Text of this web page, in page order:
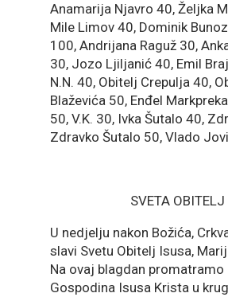
Anamarija Njavro 40, Željka
Mile Limov 40, Dominik
100, Andrijana Raguž 30,
30, Jozo Ljiljanić 40, Emil
N.N. 40, Obitelj Crepulja 40,
Blaževića 50, Enđel
50, V.K. 30, Ivka Šutalo 40,
Zdravko Šutalo 50, Vlado
SVETA OBITELJ
U nedjelju nakon Božića,
slavi Svetu Obitelj Isusa,
Na ovaj blagdan promatramo
Gospodina Isusa Krista u